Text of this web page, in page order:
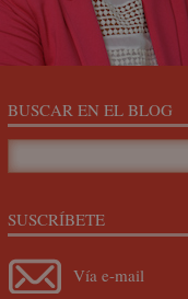
BUSCAR EN EL BLOG
SUSCRÍBETE
Vía e-mail